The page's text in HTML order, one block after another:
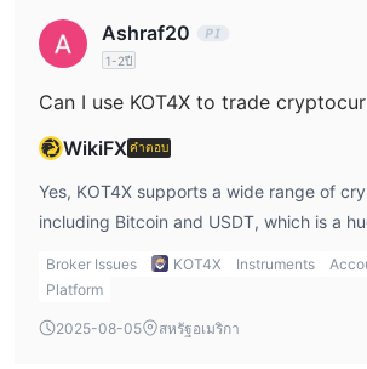
ตัวเลือกการฝากเงิน
ตัวเลือกการถอนเงิน
Ashraf20
1-2ปี
Can I use KOT4X to trade
WikiFXคำตอบ
Yes, KOT4X supports a wide range of
including Bitcoin and USDT, which is a
crypto traders like me. The platform also
leverage on these assets, though I
KOT4X leverage and access to a broad
Broker Issues KOT4X Instruments
Platform
2025-08-05 สหรัฐอเมริกา